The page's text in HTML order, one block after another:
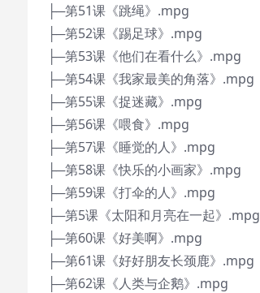
├─第51课《跳绳》.mpg
├─第52课《踢足球》.mpg
├─第53课《他们在看什么》.mpg
├─第54课《我家最美的角落》.mpg
├─第55课《捉迷藏》.mpg
├─第56课《喂食》.mpg
├─第57课《睡觉的人》.mpg
├─第58课《快乐的小画家》.mpg
├─第59课《打伞的人》.mpg
├─第5课《太阳和月亮在一起》.mpg
├─第60课《好美啊》.mpg
├─第61课《好好朋友长颈鹿》.mpg
├─第62课《人类与企鹅》.mpg